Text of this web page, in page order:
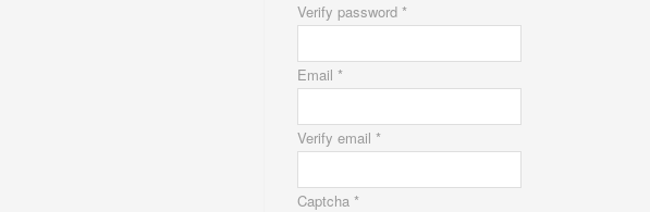
Verify password *
Email *
Verify email *
Captcha *